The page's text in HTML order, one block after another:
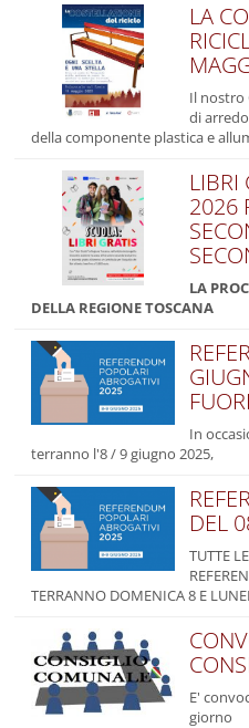
LA
Il nostro
di
della componente plastica e
LIBRI
2026
LA
DELLA REGIONE TOSCANA
In
terranno l'8 / 9 giugno 2025,
DEL
TUTTE
TERRANNO DOMENICA 8 E
E'
giorno